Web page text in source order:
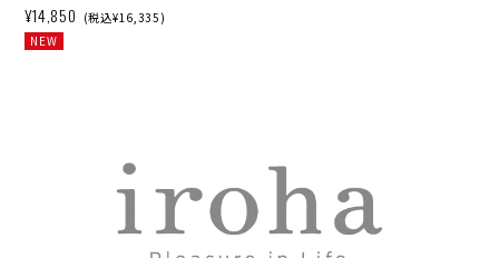
¥14,850 (税込¥16,335)
NEW